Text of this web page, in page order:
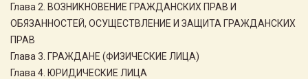
Глава 2. ВОЗНИКНОВЕНИЕ ГРАЖДАНСКИХ ПРАВ И
ОБЯЗАННОСТЕЙ, ОСУЩЕСТВЛЕНИЕ И ЗАЩИТА ГРАЖДАНСКИХ
ПРАВ
Глава 3. ГРАЖДАНЕ (ФИЗИЧЕСКИЕ ЛИЦА)
Глава 4. ЮРИДИЧЕСКИЕ ЛИЦА